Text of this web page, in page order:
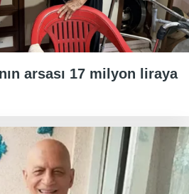
arsası 17 milyon liraya